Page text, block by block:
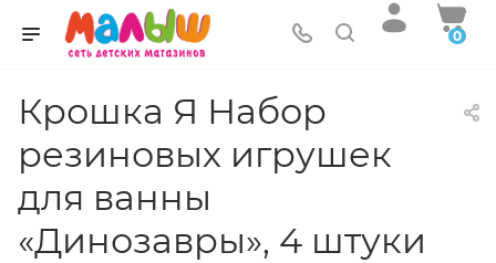
0
Крошка Я Набор
резиновых игрушек
для ванны
«Динозавры», 4 штуки